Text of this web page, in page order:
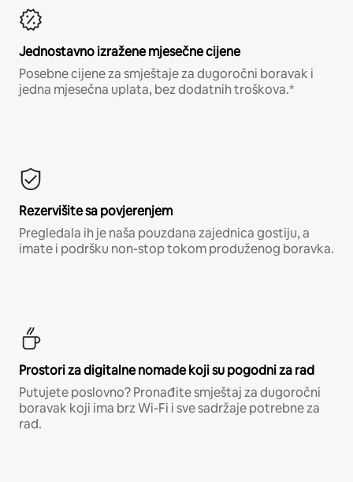
Jednostavno izražene mjesečne cijene
Posebne cijene za smještaje za dugoročni boravak i
jedna mjesečna uplata, bez dodatnih troškova.*
Rezervišite sa povjerenjem
Pregledala ih je naša pouzdana zajednica gostiju, a
imate i podršku non-stop tokom produženog boravka.
Prostori za digitalne nomade koji su pogodni za rad
Putujete poslovno? Pronađite smještaj za dugoročni
boravak koji ima brz Wi-Fi i sve sadržaje potrebne za
rad.